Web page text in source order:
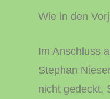
Wie in den
Im Anschluss
Stephan
nicht gedeckt.